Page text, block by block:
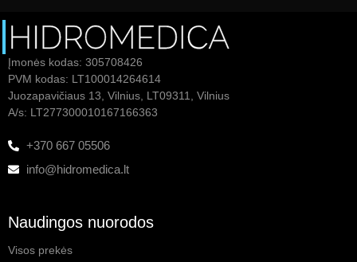
Įmonės kodas: 305708426
PVM kodas: LT100014264614
Juozapavičiaus 13, Vilnius, LT09311, Vilnius
A/s: LT277300010167166363
+370 667 05506
info@hidromedica.lt
Naudingos nuorodos
Visos prekės